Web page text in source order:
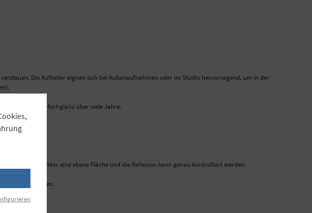
Die Aufheller eignen sich bei Außenaufnahmen oder im Studio hervorragend, um in der
und Hochglanz über viele Jahre.
der Reflektor eine ebene Fläche und die Reflexion kann genau kontrolliert werden.
verstaut werden.